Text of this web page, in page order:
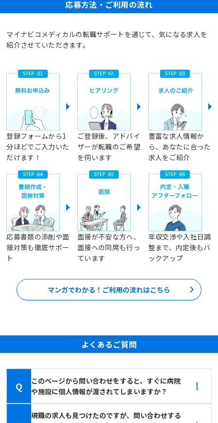
応募方法・ご利用の流れ
マイナビコメディカルの転職サポートを通じて、気になる求人を
紹介させていただきます。
登録フォームから1
分ほどでご入力いた
だけます！
ご登録後、アドバイ
ザーが転職のご希望
を伺います
豊富な求人情報か
ら、あなたに合った
求人をご紹介
応募書類の添削や面
接対策も徹底サポー
ト
面接が不安な方へ、
面接への同席も行っ
ています
年収交渉や入社日調
整まで、内定後もバ
ックアップ
マンガでわかる！ご利用の流れはこちら
よくあるご質問
Q
このページから問い合わせをすると、すぐに病院
や施設に個人情報が渡されてしまいますか？
現職の求人も見つけたのですが、問い合わせする